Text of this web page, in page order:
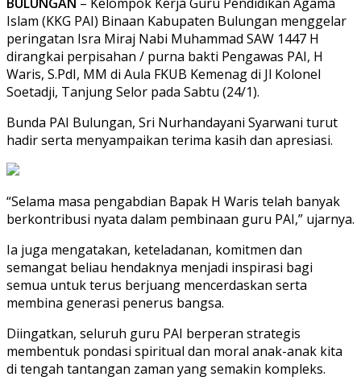
Islam (KKG PAI) Binaan Kabupaten Bulungan menggelar
peringatan Isra Miraj Nabi Muhammad SAW 1447 H
dirangkai perpisahan / purna bakti Pengawas PAI, H
Waris, S.PdI, MM di Aula FKUB Kemenag di Jl Kolonel
Soetadji, Tanjung Selor pada Sabtu (24/1).
Bunda PAI Bulungan, Sri Nurhandayani Syarwani turut
hadir serta menyampaikan terima kasih dan apresiasi.
“Selama masa pengabdian Bapak H Waris telah banyak
berkontribusi nyata dalam pembinaan guru PAI,” ujarnya.
Ia juga mengatakan, keteladanan, komitmen dan
semangat beliau hendaknya menjadi inspirasi bagi
semua untuk terus berjuang mencerdaskan serta
membina generasi penerus bangsa.
Diingatkan, seluruh guru PAI berperan strategis
membentuk pondasi spiritual dan moral anak-anak kita
di tengah tantangan zaman yang semakin kompleks.